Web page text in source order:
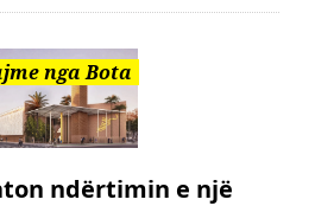
nga Bota
ndërtimin e një